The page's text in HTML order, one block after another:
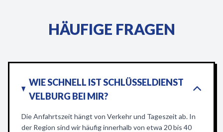
HÄUFIGE FRAGEN
WIE SCHNELL IST SCHLÜSSELDIENST
VELBURG BEI MIR?
Die Anfahrtszeit hängt von Verkehr und Tageszeit ab. In
der Region sind wir häufig innerhalb von etwa 20 bis 40